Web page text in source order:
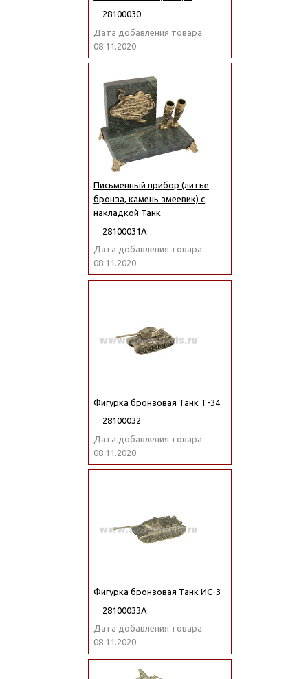
28100030
Дата добавления товара:
08.11.2020
Письменный прибор (литье
бронза, камень змеевик) с
накладкой Танк
28100031А
Дата добавления товара:
08.11.2020
Фигурка бронзовая Танк Т-34
28100032
Дата добавления товара:
08.11.2020
Фигурка бронзовая Танк ИС-3
28100033А
Дата добавления товара:
08.11.2020